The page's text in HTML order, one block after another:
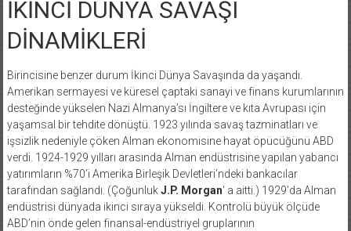
İKİNCİ DÜNYA SAVAŞI
DİNAMİKLERİ
Birincisine benzer durum İkinci Dünya Savaşında da yaşandı.
Amerikan sermayesi ve küresel çaptaki sanayi ve finans kurumlarının
desteğinde yükselen Nazi Almanya’sı İngiltere ve kıta Avrupası için
yaşamsal bir tehdite dönüştü. 1923 yılında savaş tazminatları ve
işsizlik nedeniyle çöken Alman ekonomisine hayat öpücüğünü ABD
verdi. 1924-1929 yılları arasında Alman endüstrisine yapılan yabancı
yatırımların %70’i Amerika Birleşik Devletleri’ndeki bankacılar
tarafından sağlandı. (ÇoğunlukJ.P. Morgan‘ a aitti.) 1929’da Alman
endüstrisi dünyada ikinci sıraya yükseldi. Kontrolü büyük ölçüde
ABD’nin önde gelen finansal-endüstriyel gruplarının